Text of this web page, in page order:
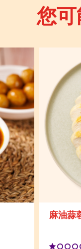
您可
麻油蒜